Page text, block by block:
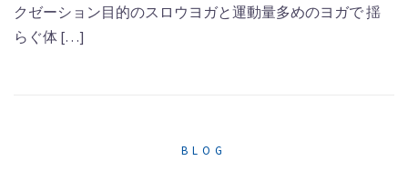
クゼーション目的のスロウヨガと運動量多めのヨガで 揺
らぐ体 […]
BLOG